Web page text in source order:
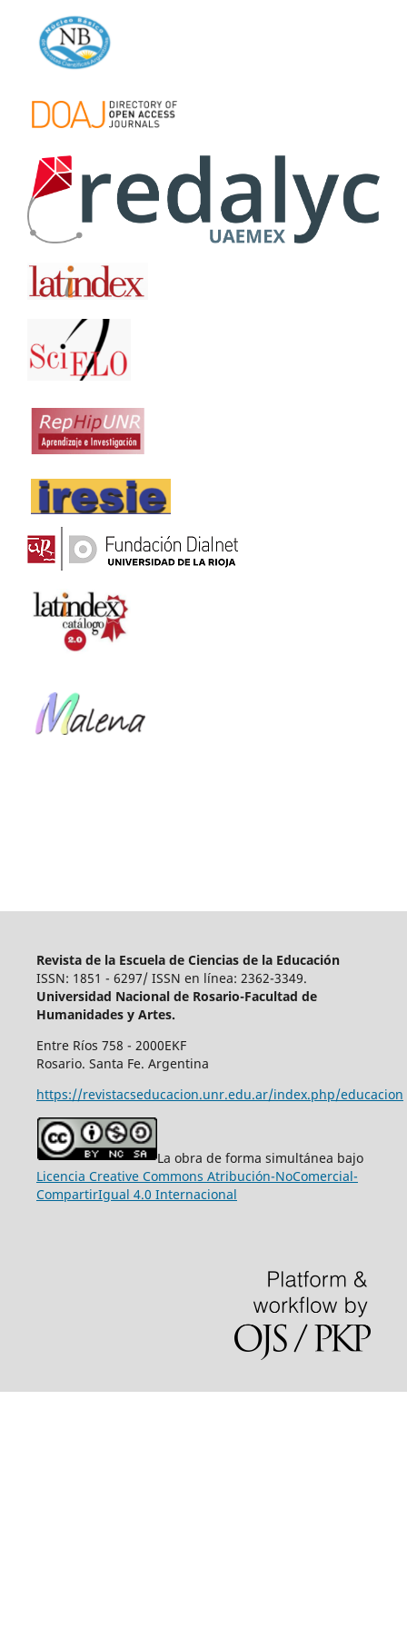
Revista de la Escuela de Ciencias de la Educación
ISSN: 1851 - 6297/ ISSN en línea: 2362-3349.
Universidad Nacional de Rosario-Facultad de
Humanidades y Artes.
Entre Ríos 758 - 2000EKF
Rosario. Santa Fe. Argentina
https://revistacseducacion.unr.edu.ar/index.php/educacion
La obra de forma simultánea bajo
Licencia Creative Commons Atribución-NoComercial-
CompartirIgual 4.0 Internacional